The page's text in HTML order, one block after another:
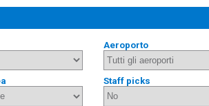
Aeroporto
Staff picks